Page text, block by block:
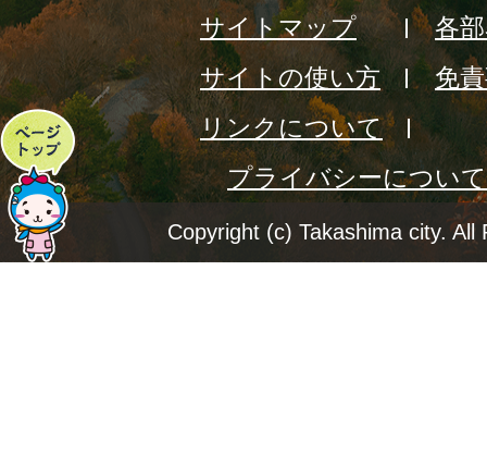
ペ
ー
ジ
サイトマップ
各
サイトの使い方
免
リンクについて
プライバシーについて
Copyright (c) Takashima city. All